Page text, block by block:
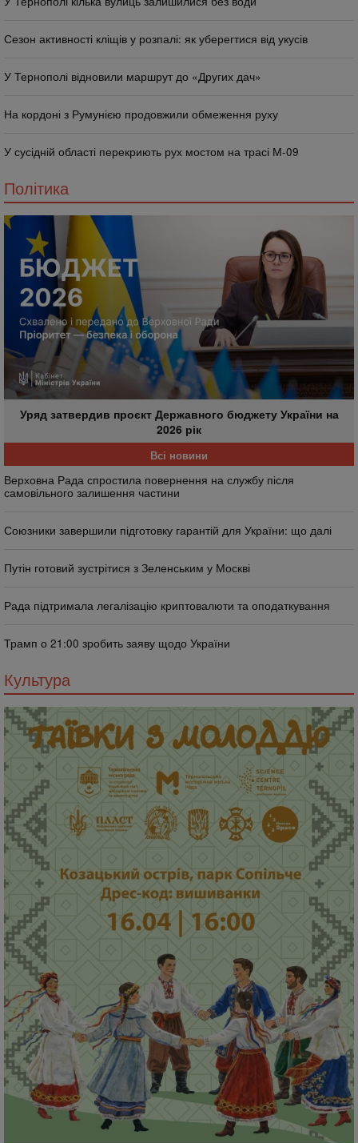
Сезон активності кліщів у розпалі: як уберегтися від укусів
У Тернополі відновили маршрут до «Других дач»
На кордоні з Румунією продовжили обмеження руху
У сусідній області перекриють рух мостом на трасі М-09
Політика
Уряд затвердив проєкт Державного бюджету України на
2026 рік
Всі новини
Верховна Рада спростила повернення на службу після
самовільного залишення частини
Союзники завершили підготовку гарантій для України: що далі
Путін готовий зустрітися з Зеленським у Москві
Рада підтримала легалізацію криптовалюти та оподаткування
Трамп о 21:00 зробить заяву щодо України
Культура